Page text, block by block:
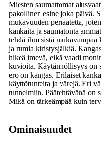
Miesten saumattomat
pakollinen esine joka päivä.
mukavuuden periaatetta,
kankaita ja saumatonta
tehdä ihmisistä
ja rumia kiristysjälkiä.
hikeä imevä, eikä vaadi
kuvioita. Käytännöllisyys on
ero on kangas. Erilaiset
käyttötunteita ja värejä. Eri
tunnelmiin. Päätehtävänä on
Mikä on tärkeämpää kuin
Ominaisuudet